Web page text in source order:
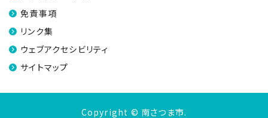
免責事項
リンク集
ウェブアクセシビリティ
サイトマップ
Copyright © 南さつま市.